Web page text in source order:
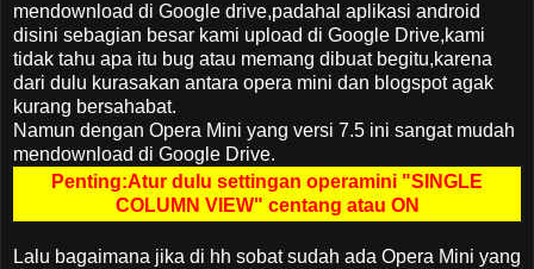
mendownload di Google drive,padahal aplikasi android
disini sebagian besar kami upload di Google Drive,kami
tidak tahu apa itu bug atau memang dibuat begitu,karena
dari dulu kurasakan antara opera mini dan blogspot agak
kurang bersahabat.
Namun dengan Opera Mini yang versi 7.5 ini sangat mudah
mendownload di Google Drive.
Penting:Atur dulu settingan operamini "SINGLE
COLUMN VIEW" centang atau ON
Lalu bagaimana jika di hh sobat sudah ada Opera Mini yang